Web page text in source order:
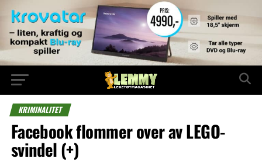
KRIMINALITET
Facebook flommer over av LEGO-
svindel (+)